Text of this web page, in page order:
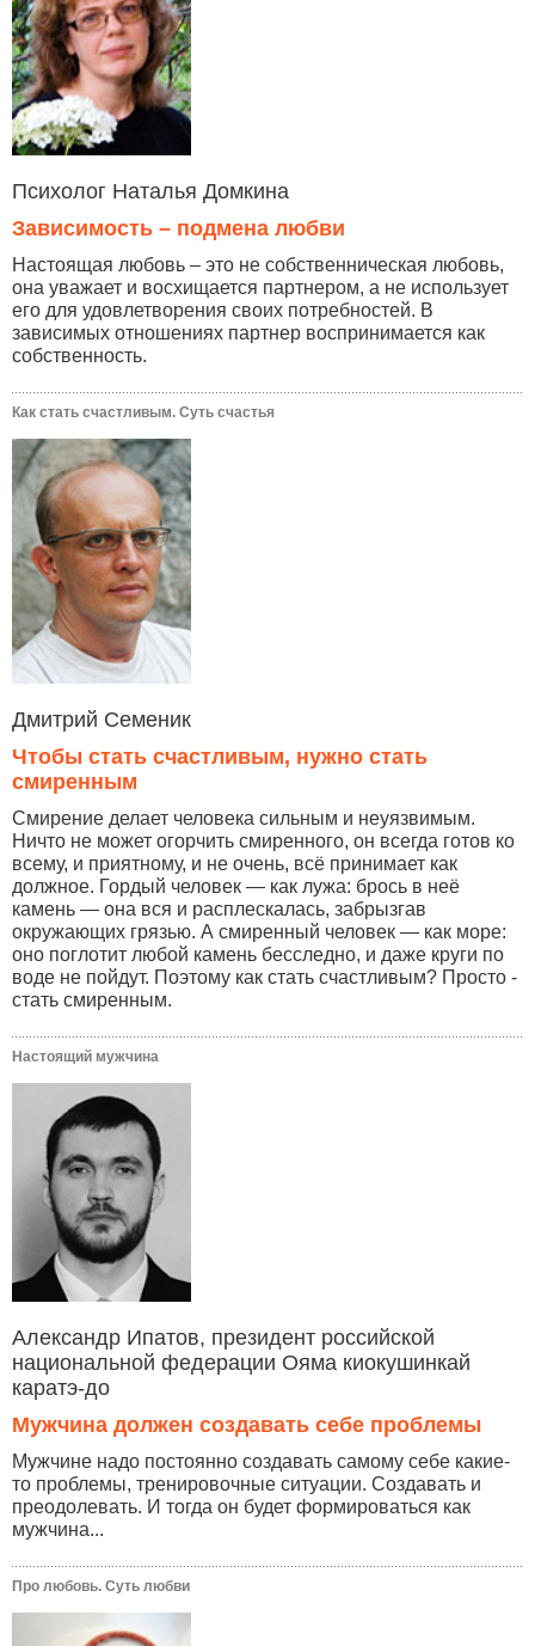
Психолог Наталья Домкина
Зависимость – подмена любви
Настоящая любовь – это не собственническая любовь,
она уважает и восхищается партнером, а не использует
его для удовлетворения своих потребностей. В
зависимых отношениях партнер воспринимается как
собственность.
Как стать счастливым. Суть счастья
Дмитрий Семеник
Чтобы стать счастливым, нужно стать
смиренным
Смирение делает человека сильным и неуязвимым.
Ничто не может огорчить смиренного, он всегда готов ко
всему, и приятному, и не очень, всё принимает как
должное. Гордый человек — как лужа: брось в неё
камень — она вся и расплескалась, забрызгав
окружающих грязью. А смиренный человек — как море:
оно поглотит любой камень бесследно, и даже круги по
воде не пойдут. Поэтому как стать счастливым? Просто -
стать смиренным.
Настоящий мужчина
Александр Ипатов, президент российской
национальной федерации Ояма киокушинкай
каратэ-до
Мужчина должен создавать себе проблемы
Мужчине надо постоянно создавать самому себе какие-
то проблемы, тренировочные ситуации. Создавать и
преодолевать. И тогда он будет формироваться как
мужчина...
Про любовь. Суть любви